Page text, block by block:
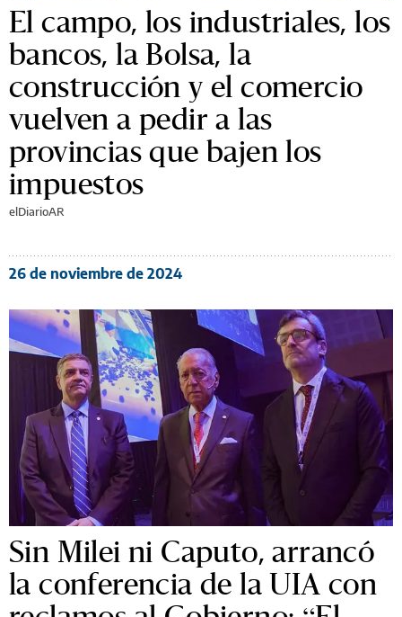
El campo, los industriales, los
bancos, la Bolsa, la
construcción y el comercio
vuelven a pedir a las
provincias que bajen los
impuestos
elDiarioAR
26 de noviembre de 2024
Sin Milei ni Caputo, arrancó
la conferencia de la UIA con